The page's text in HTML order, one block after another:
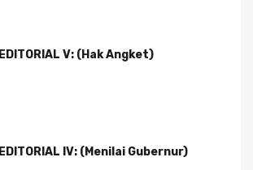
EDITORIAL V: (Hak Angket)
EDITORIAL IV: (Menilai Gubernur)